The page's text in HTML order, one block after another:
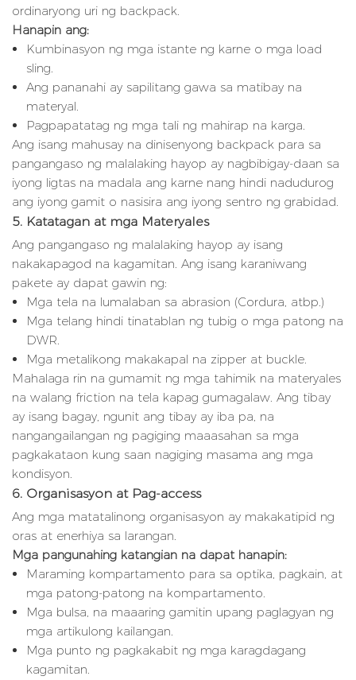
ordinaryong uri ng backpack.
Hanapin ang:
Kumbinasyon ng mga istante ng karne o mga load
sling.
Ang pananahi ay sapilitang gawa sa matibay na
materyal.
Pagpapatatag ng mga tali ng mahirap na karga.
Ang isang mahusay na dinisenyong backpack para sa
pangangaso ng malalaking hayop ay nagbibigay-daan sa
iyong ligtas na madala ang karne nang hindi nadudurog
ang iyong gamit o nasisira ang iyong sentro ng grabidad.
5. Katatagan at mga Materyales
Ang pangangaso ng malalaking hayop ay isang
nakakapagod na kagamitan. Ang isang karaniwang
pakete ay dapat gawin ng:
Mga tela na lumalaban sa abrasion (Cordura, atbp.)
Mga telang hindi tinatablan ng tubig o mga patong na
DWR.
Mga metalikong makakapal na zipper at buckle.
Mahalaga rin na gumamit ng mga tahimik na materyales
na walang friction na tela kapag gumagalaw. Ang tibay
ay isang bagay, ngunit ang tibay ay iba pa, na
nangangailangan ng pagiging maaasahan sa mga
pagkakataon kung saan nagiging masama ang mga
kondisyon.
6. Organisasyon at Pag-access
Ang mga matatalinong organisasyon ay makakatipid ng
oras at enerhiya sa larangan.
Mga pangunahing katangian na dapat hanapin:
Maraming kompartamento para sa optika, pagkain, at
mga patong-patong na kompartamento.
Mga bulsa, na maaaring gamitin upang paglagyan ng
mga artikulong kailangan.
Mga punto ng pagkakabit ng mga karagdagang
kagamitan.